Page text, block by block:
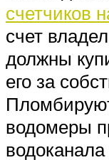
счетчиков
счет
должны
его за
водомеры